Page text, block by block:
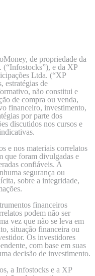
de propriedade da
(“Infostocks”), e da XP
Ltda. (“XP
estratégias de
não constitui e
de compra ou venda,
financeiro, investimento,
por parte dos
discutidos nos cursos e
e nos materiais correlatos
que foram divulgadas e
confiáveis. A
segurança ou
sobre a integridade,
financeiros
podem não ser
vez que não se leva em
situação financeira ou
Os investidores
com base em suas
decisão de investimento.
a Infostocks e a XP